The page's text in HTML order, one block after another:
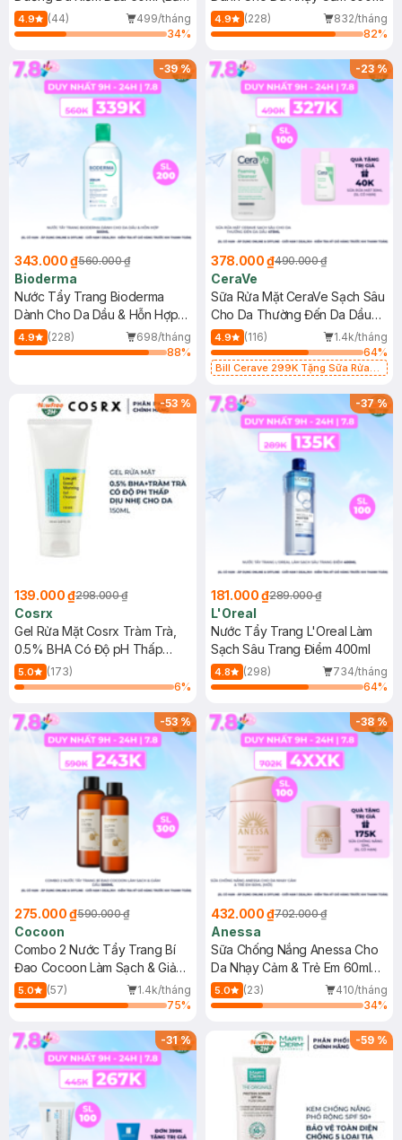
Mới)
4.9 (44)
499/tháng
34%
4.9 (228)
832/tháng
82%
-39%
343.000 ₫560.000 ₫
Bioderma
Nước Tẩy Trang Bioderma
Dành Cho Da Dầu & Hỗn Hợp
500ml
4.9 (228)
698/tháng
88%
-23%
378.000 ₫490.000 ₫
CeraVe
Sữa Rửa Mặt CeraVe Sạch Sâu
Cho Da Thường Đến Da Dầu
473ml
4.9 (116)
1.4k/tháng
64%
Bill Cerave 299K Tặng Sữa Rửa
-53 %
139.000 ₫298.000 ₫
Cosrx
Gel Rửa Mặt Cosrx Tràm Trà,
0.5% BHA Có Độ pH Thấp
150ml
5.0
(173)
6%
-37%
181.000 ₫289.000 ₫
L'Oreal
Nước Tẩy Trang L'Oreal Làm
Sạch Sâu Trang Điểm 400ml
4.8 (298)
734/tháng
64%
-53%
275.000 ₫590.000 ₫
Cocoon
Combo 2 Nước Tẩy Trang Bí
Đao Cocoon Làm Sạch & Giảm
Dầu 500ml
5.0 (57)
1.4k/tháng
75%
-38%
432.000 ₫702.000 ₫
Anessa
Sữa Chống Nắng Anessa Cho
Da Nhạy Cảm & Trẻ Em 60ml
(Mới)
5.0 (23)
410/tháng
34%
-31% -59 %